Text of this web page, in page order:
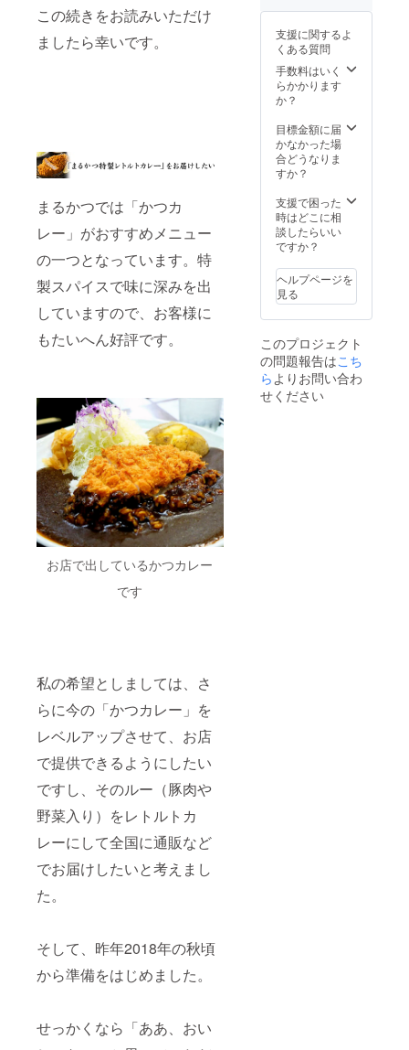
この続きをお読みいただけ
ましたら幸いです。
まるかつでは「かつカ
レー」がおすすめメニュー
の一つとなっています。特
製スパイスで味に深みを出
していますので、お客様に
もたいへん好評です。
お店で出しているかつカレー
です
私の希望としましては、さ
らに今の「かつカレー」を
レベルアップさせて、お店
で提供できるようにしたい
ですし、そのルー（豚肉や
野菜入り）をレトルトカ
レーにして全国に通販など
でお届けしたいと考えまし
た。
そして、昨年2018年の秋頃
から準備をはじめました。
せっかくなら「ああ、おい
中旬
支援に関するよ
くある質問
手数料はいく
らかかります
か？
目標金額に届
かなかった場
合どうなりま
すか？
支援で困った
時はどこに相
談したらいい
ですか？
ヘルプページを
見る
このプロジェクト
の問題報告はこち
らよりお問い合わ
せください